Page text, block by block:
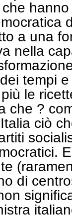
a una
nella
tempi
le
che ?
ciò
di